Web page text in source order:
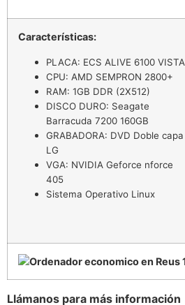
Características:
PLACA: ECS ALIVE 6100 VISTA
CPU: AMD SEMPRON 2800+
RAM: 1GB DDR (2X512)
DISCO DURO: Seagate
Barracuda 7200 160GB
GRABADORA: DVD Doble capa
LG
VGA: NVIDIA Geforce nforce
405
Sistema Operativo Linux
Llámanos para más información